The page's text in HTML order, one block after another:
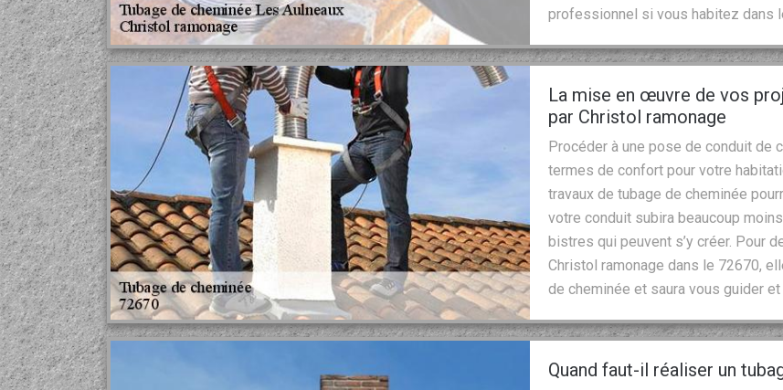
professionnel si vous habitez dans
La mise en œuvre de vos
par Christol ramonage
Procéder à une pose de conduit de
termes de confort pour votre
travaux de tubage de cheminée
votre conduit subira beaucoup
bistres qui peuvent s’y créer. Pour
Christol ramonage dans le 72670,
de cheminée et saura vous guider
Quand faut-il réaliser un